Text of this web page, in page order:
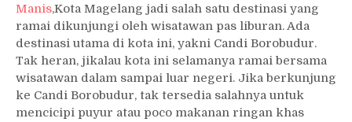
Manis,Kota Magelang jadi salah satu destinasi yang
ramai dikunjungi oleh wisatawan pas liburan. Ada
destinasi utama di kota ini, yakni Candi Borobudur.
Tak heran, jikalau kota ini selamanya ramai bersama
wisatawan dalam sampai luar negeri. Jika berkunjung
ke Candi Borobudur, tak tersedia salahnya untuk
mencicipi puyur atau poco makanan ringan khas